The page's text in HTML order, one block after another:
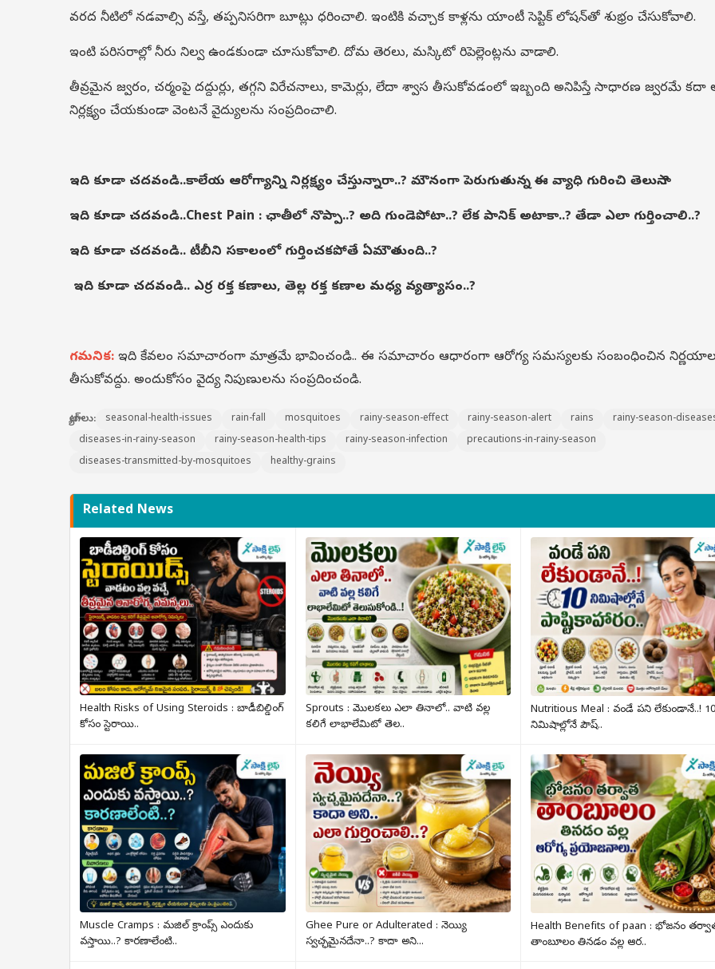
వరద నీటిలో నడవాల్సి వస్తే, తప్పనిసరిగా బూట్లు ధరించాలి. ఇంటికి వచ్చాక కాళ్లను యాంటీ సెప్టిక్ లోషన్‌తో శుభ్రం చేసుకోవాలి.
ఇంటి పరిసరాల్లో నీరు నిల్వ ఉండకుండా చూసుకోవాలి. దోమ తెరలు, మస్కిటో రిపెల్లెంట్లను వాడాలి.
తీవ్రమైన జ్వరం, చర్మంపై దద్దుర్లు, తగ్గని విరేచనాలు, కామెర్లు, లేదా శ్వాస తీసుకోవడంలో ఇబ్బంది అనిపిస్తే సాధారణ జ్వరమే కదా
నిర్లక్ష్యం చేయకుండా వెంటనే వైద్యులను సంప్రదించాలి.
ఇది కూడా చదవండి..కాలేయ ఆరోగ్యాన్ని నిర్లక్ష్యం చేస్తున్నారా..? మౌనంగా పెరుగుతున్న ఈ వ్యాధి గురించి తెలుసా..?
ఇది కూడా చదవండి..Chest Pain : ఛాతీలో నొప్పా..? అది గుండెపోటా..? లేక పానిక్ అటాకా..? తేడా ఎలా గుర్తించాలి..?
ఇది కూడా చదవండి.. టీబీని సకాలంలో గుర్తించకపోతే ఏమౌతుంది..?
ఇది కూడా చదవండి.. ఎర్ర రక్త కణాలు, తెల్ల రక్త కణాల మధ్య వ్యత్యాసం..?
గమనిక: ఇది కేవలం సమాచారంగా మాత్రమే భావించండి.. ఈ సమాచారం ఆధారంగా ఆరోగ్య సమస్యలకు సంబంధించిన
తీసుకోవద్దు. అందుకోసం వైద్య నిపుణులను సంప్రదించండి.
ట్యాగ్‌లు: seasonal-health-issues rain-fall mosquitoes rainy-season-effect rainy-season-alert rains
rainy-season-
diseases-in-rainy-season
rainy-season-health-tips rainy-season-infection
precautions-in-rainy-season
diseases-transmitted-by-mosquitoes
healthy-grains
Related News
Health Risks of Using Steroids : బాడీబిల్డింగ్
కోసం స్టెరాయి..
Sprouts : మొలకలు ఎలా తినాలో.. వాటి వల్ల
కలిగే లాభాలేమిటో తెల..
Nutritious Meal : వండే పని లేకుండానే..!
నిమిషాల్లోనే పౌష్..
Muscle Cramps : మజిల్ క్రాంప్స్ ఎందుకు
వస్తాయి..? కారణాలేంటి..
Ghee Pure or Adulterated : నెయ్యి
స్వచ్ఛమైనదేనా..? కాదా అని...
Health Benefits of paan : భోజనం
తాంబూలం తినడం వల్ల ఆర..